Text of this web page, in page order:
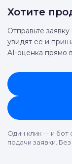
Хотите
Отправьте
увидят её и
AI-оценка прямо
Один клик — и бот
подачи заявки.